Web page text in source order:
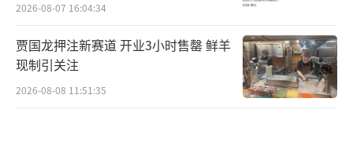
2026-08-07 16:04:34
贾国龙押注新赛道 开业3小时售罄 鲜羊
现制引关注
2026-08-08 11:51:35